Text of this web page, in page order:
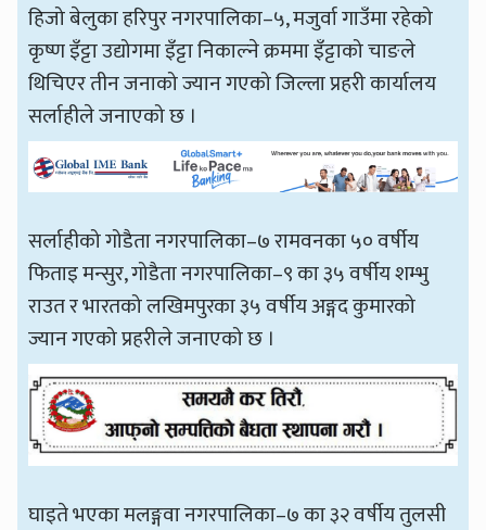
हिजो बेलुका हरिपुर नगरपालिका–५, मजुर्वा गाउँमा रहेको
कृष्ण इँट्टा उद्योगमा इँट्टा निकाल्ने क्रममा इँट्टाको चाङले
थिचिएर तीन जनाको ज्यान गएको जिल्ला प्रहरी कार्यालय
सर्लाहीले जनाएको छ ।
सर्लाहीको गोडैता नगरपालिका–७ रामवनका ५० वर्षीय
फिताइ मन्सुर, गोडैता नगरपालिका–९ का ३५ वर्षीय शम्भु
राउत र भारतको लखिमपुरका ३५ वर्षीय अङ्गद कुमारको
ज्यान गएको प्रहरीले जनाएको छ ।
घाइते भएका मलङ्गवा नगरपालिका–७ का ३२ वर्षीय तुलसी